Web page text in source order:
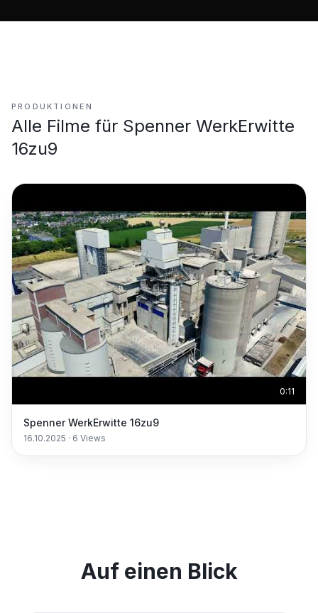
PRODUKTIONEN
Alle Filme für Spenner WerkErwitte
16zu9
0:11
Spenner WerkErwitte 16zu9
16.10.2025 · 6 Views
Auf einen Blick